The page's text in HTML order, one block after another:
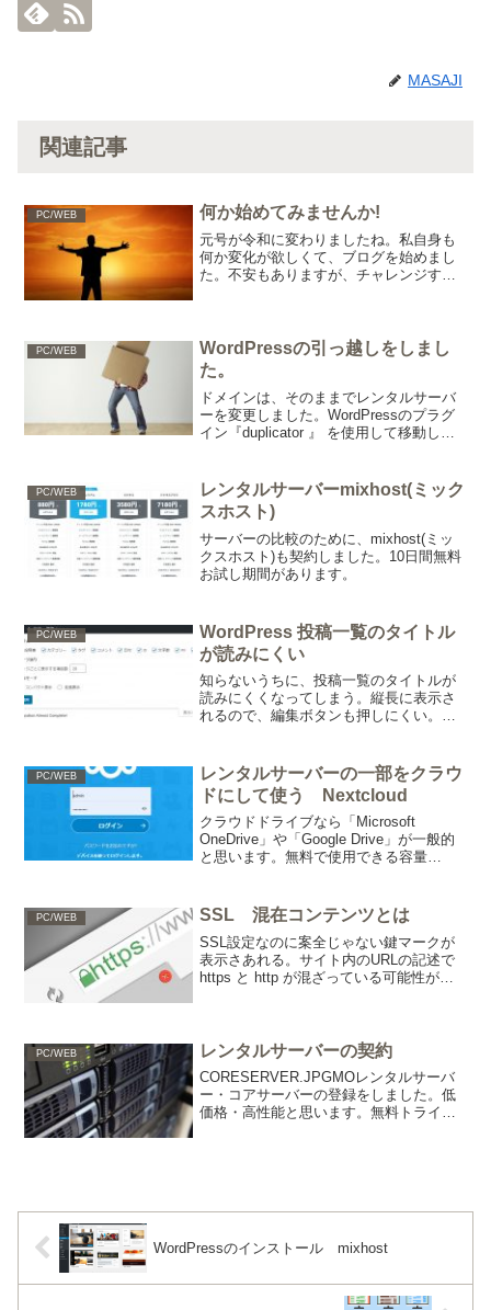
MASAJI
関連記事
PC/WEB 何か始めてみませんか!
元号が令和に変わりましたね。私自身も
何か変化が欲しくて、ブログを始めまし
た。不安もありますが、チャレンジする
PC/WEB
WordPressの引っ越しをしまし
た。
ドメインは、そのままでレンタルサーバ
ーを変更しました。WordPressのプラグ
イン『duplicator 』 を使用して移動しま
PC/WEB
レンタルサーバーmixhost(ミック
スホスト)
サーバーの比較のために、mixhost(ミッ
クスホスト)も契約しました。10日間無料
お試し期間があります。
PC/WEB
WordPress 投稿一覧のタイトル
が読みにくい
知らないうちに、投稿一覧のタイトルが
読みにくくなってしまう。縦長に表示さ
れるので、編集ボタンも押しにくい。困
表示するカラムが選択できるようです。
不要なカラムを消すと、タ...
PC/WEB
レンタルサーバーの一部をクラウ
ドにして使う Nextcloud
クラウドドライブなら「Microsoft
OneDrive」や「Google Drive」が一般的
と思います。無料で使用できる容量
ら・OneDr...
PC/WEB SSL 混在コンテンツとは
SSL設定なのに案全じゃない鍵マークが
表示さあれる。サイト内のURLの記述で
https と http が混ざっている可能性があ
PC/WEB レンタルサーバーの契約
CORESERVER.JPGMOレンタルサーバ
ー・コアサーバーの登録をしました。低
価格・高性能と思います。無料トライア
WordPressのインストール mixhost